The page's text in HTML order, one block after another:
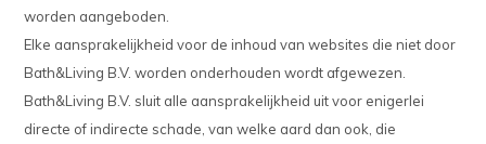
worden aangeboden.
Elke aansprakelijkheid voor de inhoud van websites die niet door
Bath&Living B.V. worden onderhouden wordt afgewezen.
Bath&Living B.V. sluit alle aansprakelijkheid uit voor enigerlei
directe of indirecte schade, van welke aard dan ook, die